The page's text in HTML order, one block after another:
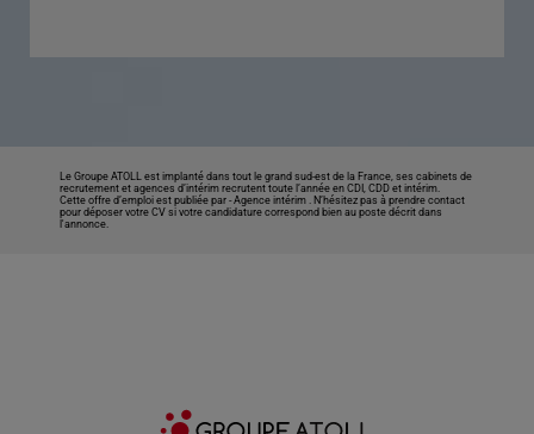
Le Groupe ATOLL est implanté dans tout le grand sud-est de la France, ses cabinets de
recrutement et agences d’intérim recrutent toute l’année en CDI, CDD et intérim.
Cette offre d’emploi est publiée par -Agence intérim . N’hésitez pas à prendre contact
pour déposer votre CV si votre candidature correspond bien au poste décrit dans
l'annonce.